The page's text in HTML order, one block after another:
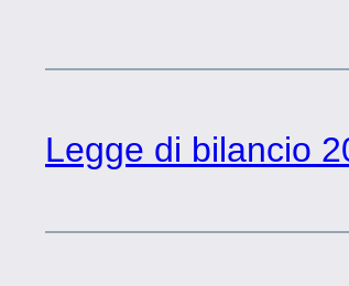
Legge di bilancio